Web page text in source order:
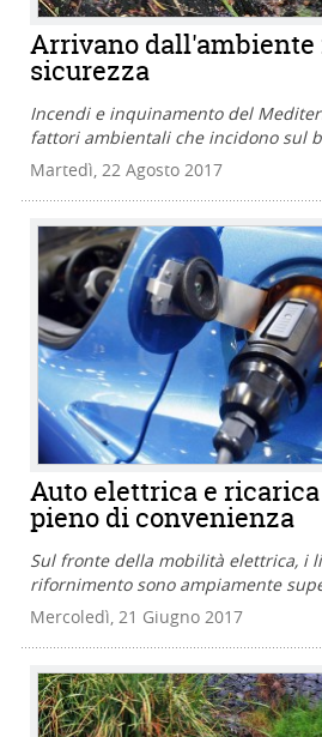
Arrivano
sicurezza
Incendi e inquinamento del
fattori ambientali che incidono sul
Martedì, 22 Agosto 2017
Auto elettrica e
pieno di convenienza
Sul fronte della mobilità elettrica, i
rifornimento sono ampiamente
Mercoledì, 21 Giugno 2017